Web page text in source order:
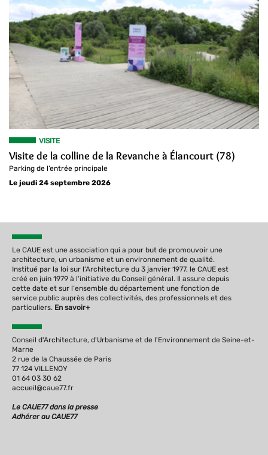
VISITE
Visite de la colline de la Revanche à Élancourt (78)
Parking de l’entrée principale
Le jeudi 24 septembre 2026
Le CAUE est une association qui a pour but de promouvoir une
architecture, un urbanisme et un environnement de qualité.
Institué par la loi sur l‘Architecture du 3 janvier 1977, le CAUE est
créé en juin 1979 à l‘initiative du Conseil général. Il assure depuis
cette date et sur l‘ensemble du département une fonction de
service public auprès des collectivités, des professionnels et des
particuliers. En savoir+
Conseil d'Architecture, d'Urbanisme et de l'Environnement de Seine-et-
Marne
2 rue de la Chaussée de Paris
77 124 VILLENOY
01 64 03 30 62
accueil@caue77.fr
Le CAUE77 dans la presse
Adhérer au CAUE77